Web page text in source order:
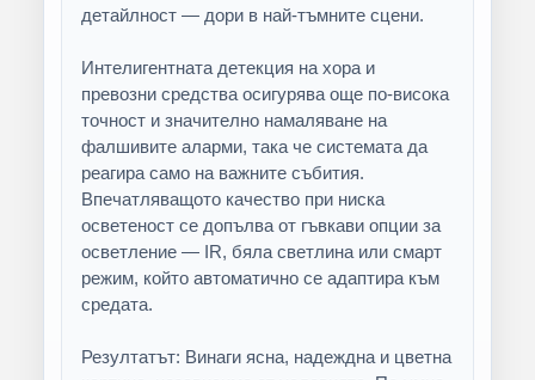
детайлност — дори в най-тъмните сцени.
Интелигентната детекция на хора и
превозни средства осигурява още по-висока
точност и значително намаляване на
фалшивите аларми, така че системата да
реагира само на важните събития.
Впечатляващото качество при ниска
осветеност се допълва от гъвкави опции за
осветление — IR, бяла светлина или смарт
режим, който автоматично се адаптира към
средата.
Резултатът: Винаги ясна, надеждна и цветна